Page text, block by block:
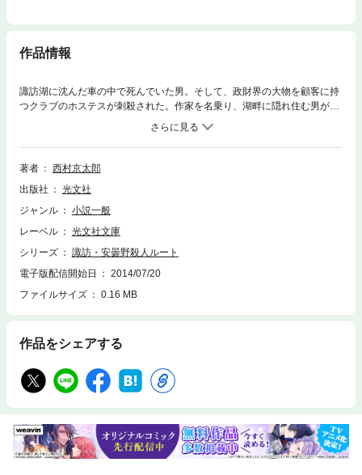
作品情報
諏訪湖に沈んだ車の中で死んでいた男。そして、政財界の大物を顧客に持
つクラブのホステスが刺殺された。作家を名乗り、湖畔に隠れ住む男が、
捜査線上に浮かぶが、その動機は何なのか？ 十津川たちの必死の捜査に
よって、政敵のスキャンダルを握ることで、日本の政治を壟断せんとする
秘密組織の黒い野望が暴かれる！ 政界の闇をテーマに、巨匠が描く傑作
サスペンス！
著者
西村京太郎
出版社
光文社
ジャンル
小説一般
レーベル
光文社文庫
シリーズ
諏訪・安曇野殺人ルート
電子版配信開始日
2014/07/20
ファイルサイズ
0.16 MB
作品をシェアする